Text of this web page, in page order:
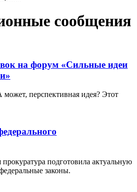
сообщения
на форум «Сильные идеи
может, перспективная идея? Этот
подготовила актуальную
законы.